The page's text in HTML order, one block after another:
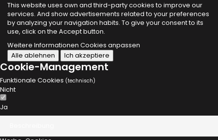
This website uses own and third-party cookies to improve our
services. And show advertisements related to your preferences
by analyzing your navigation habits. To give your consent to its
use, click on the Accept button.
Weitere Informationen Cookies anpassen
Alle ablehnen
Ich akzeptiere
Cookie-Management
Funktionale Cookies (technisch)
Nicht
Ja